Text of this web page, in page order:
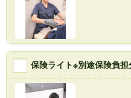
保険ライト※別途保険負